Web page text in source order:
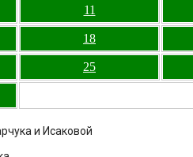
11
18
25
и Исаковой